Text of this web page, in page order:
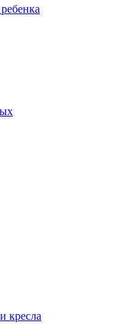
кресла